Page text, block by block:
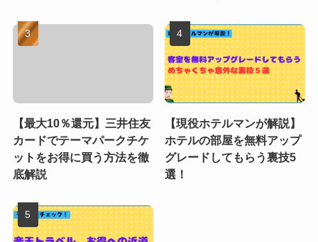
【最大10％還元】三井住友
カードでテーマパークチケ
ットをお得に買う方法を徹
底解説
【現役ホテルマンが解説】
ホテルの部屋を無料アップ
グレードしてもらう裏技5
選！